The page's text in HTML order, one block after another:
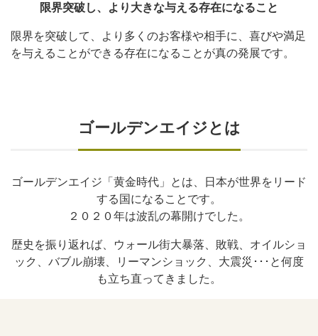
限界突破し、より大きな与える存在になること
限界を突破して、より多くのお客様や相手に、喜びや満足
を与えることができる存在になることが真の発展です。
ゴールデンエイジとは
ゴールデンエイジ「黄金時代」とは、日本が世界をリード
する国になることです。
２０２０年は波乱の幕開けでした。
歴史を振り返れば、ウォール街大暴落、敗戦、オイルショ
ック、バブル崩壊、リーマンショック、大震災･･･と何度
も立ち直ってきました。